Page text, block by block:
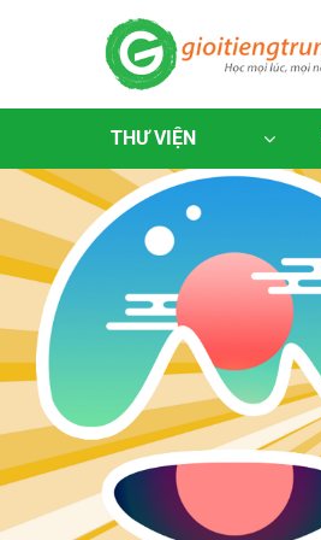
THƯ VIỆN